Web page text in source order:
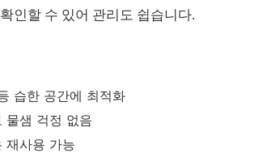
인할 수 있어 관리도 쉽습니다.
습한 공간에 최적화
물샘 걱정 없음
재사용 가능